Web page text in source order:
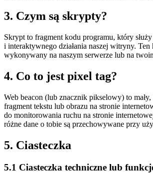
3. Czym są skrypty?
Skrypt to fragment kodu programu, który
i interaktywnego działania naszej witryny. Ten
wykonywany na naszym serwerze lub na
4. Co to jest pixel tag?
Web beacon (lub znacznik pikselowy) to
fragment tekstu lub obrazu na stronie
do monitorowania ruchu na stronie
różne dane o tobie są przechowywane przy
5. Ciasteczka
5.1 Ciasteczka techniczne lub